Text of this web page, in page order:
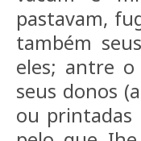
pastavam,
também
eles; antre
seus donos
ou printadas